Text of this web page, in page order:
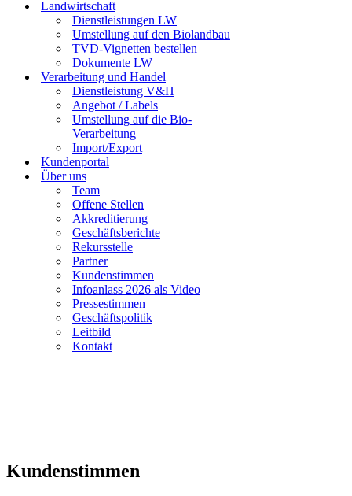
Landwirtschaft
Dienstleistungen LW
Umstellung auf den Biolandbau
TVD-Vignetten bestellen
Dokumente LW
Verarbeitung und Handel
Dienstleistung V&H
Angebot / Labels
Umstellung auf die Bio-
Verarbeitung
Import/Export
Kundenportal
Über uns
Team
Offene Stellen
Akkreditierung
Geschäftsberichte
Rekursstelle
Partner
Kundenstimmen
Infoanlass 2026 als Video
Pressestimmen
Geschäftspolitik
Leitbild
Kontakt
Kundenstimmen